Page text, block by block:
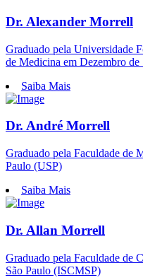
Dr. Alexander Morrell
Graduado pela Universidade
de Medicina em Dezembro de
Saiba Mais
Dr. André Morrell
Graduado pela Faculdade de
Paulo (USP)
Saiba Mais
Dr. Allan Morrell
Graduado pela Faculdade de
São Paulo (ISCMSP)